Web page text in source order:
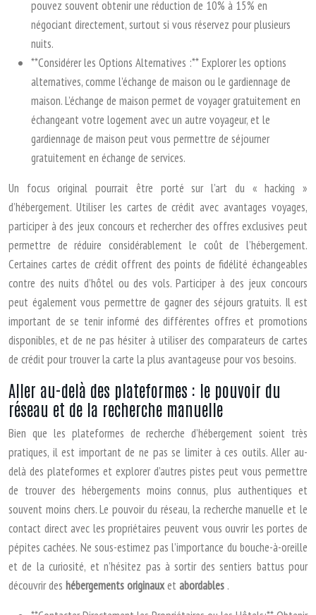
pouvez souvent obtenir une réduction de 10% à 15% en
négociant directement, surtout si vous réservez pour plusieurs
nuits.
**Considérer les Options Alternatives :** Explorer les options
alternatives, comme l’échange de maison ou le gardiennage de
maison. L’échange de maison permet de voyager gratuitement en
échangeant votre logement avec un autre voyageur, et le
gardiennage de maison peut vous permettre de séjourner
gratuitement en échange de services.
Un focus original pourrait être porté sur l’art du « hacking »
d’hébergement. Utiliser les cartes de crédit avec avantages voyages,
participer à des jeux concours et rechercher des offres exclusives peut
permettre de réduire considérablement le coût de l’hébergement.
Certaines cartes de crédit offrent des points de fidélité échangeables
contre des nuits d’hôtel ou des vols. Participer à des jeux concours
peut également vous permettre de gagner des séjours gratuits. Il est
important de se tenir informé des différentes offres et promotions
disponibles, et de ne pas hésiter à utiliser des comparateurs de cartes
de crédit pour trouver la carte la plus avantageuse pour vos besoins.
Aller au-delà des plateformes : le pouvoir du
réseau et de la recherche manuelle
Bien que les plateformes de recherche d’hébergement soient très
pratiques, il est important de ne pas se limiter à ces outils. Aller au-
delà des plateformes et explorer d’autres pistes peut vous permettre
de trouver des hébergements moins connus, plus authentiques et
souvent moins chers. Le pouvoir du réseau, la recherche manuelle et le
contact direct avec les propriétaires peuvent vous ouvrir les portes de
pépites cachées. Ne sous-estimez pas l’importance du bouche-à-oreille
et de la curiosité, et n’hésitez pas à sortir des sentiers battus pour
découvrir des hébergements originauxet abordables .